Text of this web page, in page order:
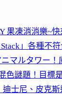
果凍消消樂~
」各種不
マルタワー！
色謎題！目標
迪士尼、皮克